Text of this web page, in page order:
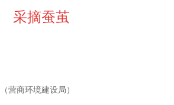
采摘蚕茧
营商环境建设局）